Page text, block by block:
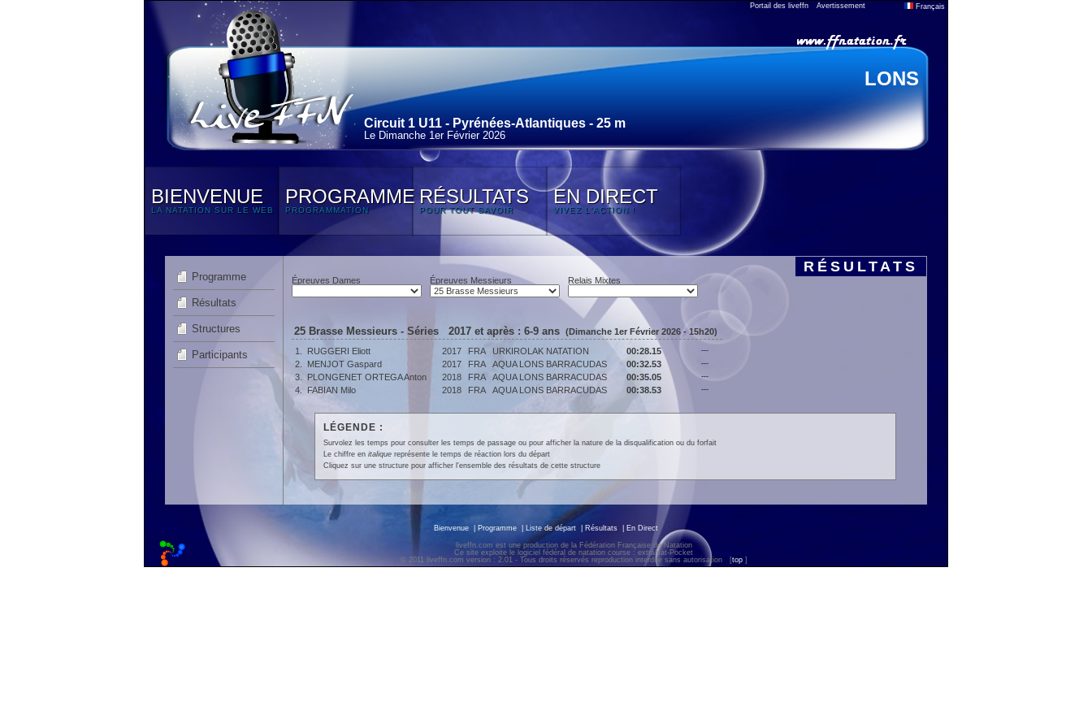
Portail des liveffn Avertissement Français
LONS
Circuit 1 U11 - Pyrénées-Atlantiques - 25 m
Le Dimanche 1erFévrier 2026
BIENVENUE
LA NATATION SUR LE WEB
PROGRAMME
PROGRAMMATION
RÉSULTATS
POUR TOUT SAVOIR
EN DIRECT
VIVEZ L'ACTION !
Programme
Résultats
Structures
Participants
RÉSULTATS
Épreuves Dames Épreuves Messieurs Relais Mixtes
25 Brasse Messieurs - Séries 2017 et après : 6-9 ans (Dimanche 1er Février 2026 - 15h20)
1.
RUGGERI Eliott 2017 FRA URKIROLAK NATATION 00:28.15 ---
2. MENJOT Gaspard 2017 FRA AQUA LONS BARRACUDAS 00:32.53 ---
3. PLONGENET ORTEGA Anton 2018 FRA AQUA LONS BARRACUDAS 00:35.05 ---
4. FABIAN Milo 2018 FRA AQUA LONS BARRACUDAS 00:38.53 ---
LÉGENDE :
Survolez les temps pour consulter les temps de passage ou pour afficher la nature de la disqualification ou du forfait
Le chiffre en italiquereprésente le temps de réaction lors du départ
Cliquez sur une structure pour afficher l'ensemble des résultats de cette structure
Bienvenue Programme Liste de départ Résultats En Direct
liveffn.com est une production de la Fédération Française de Natation
Ce site exploite le logiciel fédéral de natation course : extraNat-Pocket
© 2011 liveffn.com version : 2.01 - Tous droits réservés reproduction interdite sans autorisation
[top ]